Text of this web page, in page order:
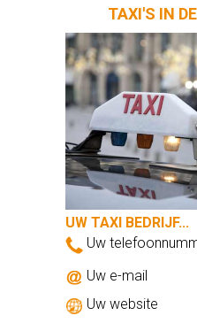
TAXI'S IN
UW
Uw